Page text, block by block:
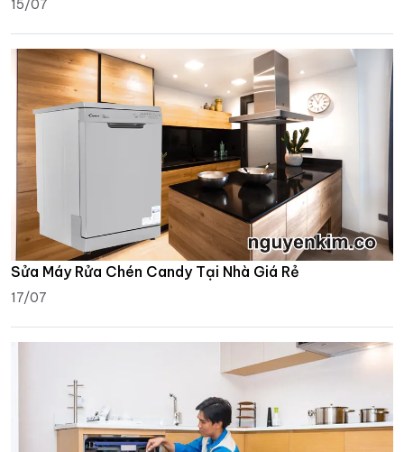
15/07
Sửa Máy Rửa Chén Candy Tại Nhà Giá Rẻ
17/07